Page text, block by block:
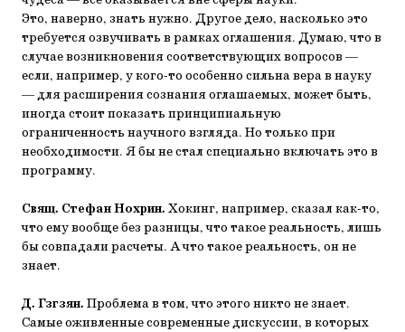
Это, наверно, знать нужно. Другое дело, насколько это
требуется озвучивать в рамках оглашения. Думаю, что в
случае возникновения соответствующих вопросов —
если, например, у кого-то особенно сильна вера в науку
— для расширения сознания оглашаемых, может быть,
иногда стоит показать принципиальную
ограниченность научного взгляда. Но только при
необходимости. Я бы не стал специально включать это в
программу.
Свящ. Стефан Нохрин. Хокинг, например, сказал как-то,
что ему вообще без разницы, что такое реальность, лишь
бы совпадали расчеты. А что такое реальность, он не
знает.
Д. Гзгзян. Проблема в том, что этого никто не знает.
Самые оживленные современные дискуссии, в которых